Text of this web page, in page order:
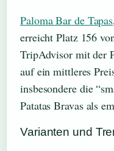
Paloma Bar de Tapas
erreicht Platz 156
TripAdvisor mit der
auf ein mittleres
insbesondere die
Patatas Bravas als
Varianten und